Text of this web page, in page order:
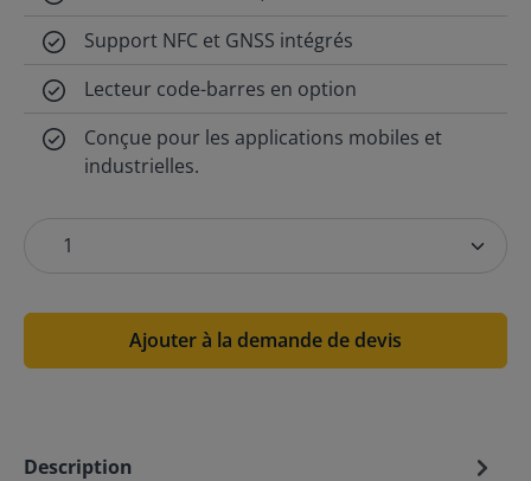
Support NFC et GNSS intégrés
Lecteur code-barres en option
Conçue pour les applications mobiles et
industrielles.
Ajouter à la demande de devis
Description